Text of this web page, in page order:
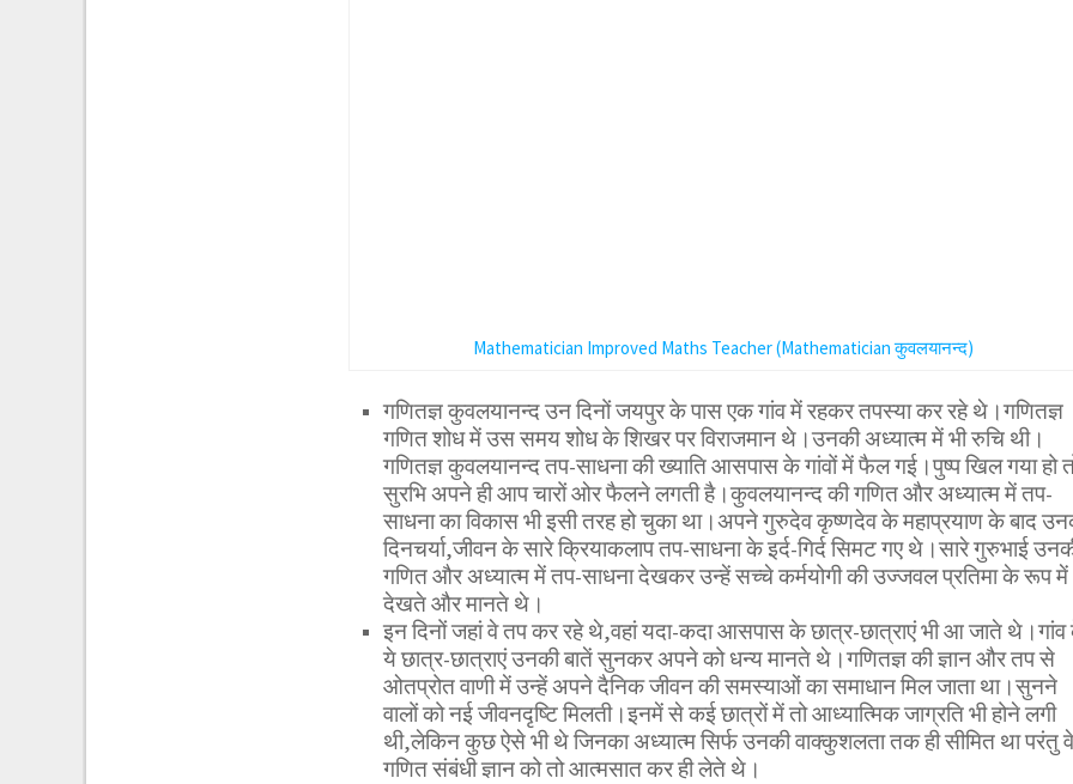
Mathematician Improved Maths Teacher (Mathematician कुवलयानन्द)
गणितज्ञ कुवलयानन्द उन दिनों जयपुर के पास एक गांव में रहकर तपस्या कर रहे थे।गणितज्ञ
गणित शोध में उस समय शोध के शिखर पर विराजमान थे।उनकी अध्यात्म में भी रुचि थी।
गणितज्ञ कुवलयानन्द तप-साधना की ख्याति आसपास के गांवों में फैल गई।पुष्प खिल गया हो
सुरभि अपने ही आप चारों ओर फैलने लगती है।कुवलयानन्द की गणित और अध्यात्म में तप-
साधना का विकास भी इसी तरह हो चुका था।अपने गुरुदेव कृष्णदेव के महाप्रयाण के बाद
दिनचर्या,जीवन के सारे क्रियाकलाप तप-साधना के इर्द-गिर्द सिमट गए थे।सारे गुरुभाई
गणित और अध्यात्म में तप-साधना देखकर उन्हें सच्चे कर्मयोगी की उज्जवल प्रतिमा के रूप में
देखते और मानते थे।
इन दिनों जहां वे तप कर रहे थे,वहां यदा-कदा आसपास के छात्र-छात्राएं भी आ जाते
ये छात्र-छात्राएं उनकी बातें सुनकर अपने को धन्य मानते थे।गणितज्ञ की ज्ञान और तप से
ओतप्रोत वाणी में उन्हें अपने दैनिक जीवन की समस्याओं का समाधान मिल जाता था।सुनने
वालों को नई जीवनदृष्टि मिलती।इनमें से कई छात्रों में तो आध्यात्मिक जाग्रति भी होने लगी
थी,लेकिन कुछ ऐसे भी थे जिनका अध्यात्म सिर्फ उनकी वाक्कुशलता तक ही सीमित था परंतु वे
गणित संबंधी ज्ञान को तो आत्मसात कर ही लेते थे।